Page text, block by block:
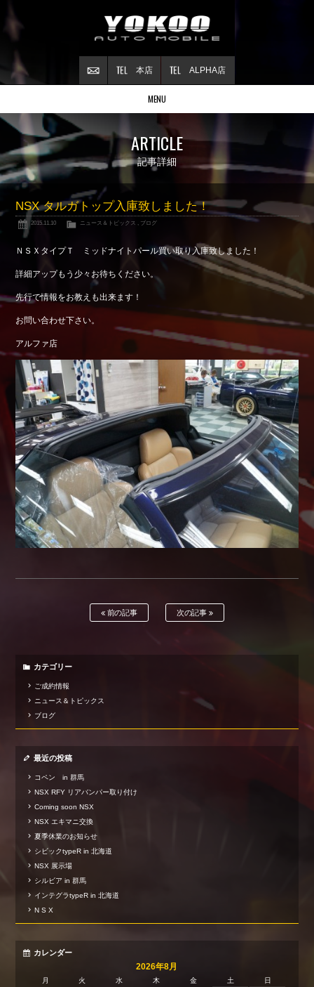
ALPHA店
本店
MENU
Stock list
在庫情報
Contract
ご成約情報
NSXについて
Reflesh Plan
Trade in
買取査定
Blog
Shop info.
店舗紹介
Company
会社概要
ARTICLE
記事詳細
NSX タルガトップ入庫致しました！
2015.11.10 ニュース＆トピックス , ブログ
ＮＳＸタイプＴ ミッドナイトパール買い取り入庫致しました！
詳細アップもう少々お待ちください。
先行で情報をお教えも出来ます！
お問い合わせ下さい。
アルファ店
前の記事 次の記事
カテゴリー
ご成約情報
ニュース＆トピックス
ブログ
最近の投稿
コペン in 群馬
NSX RFY リアバンパー取り付け
Coming soon NSX
NSX エキマニ交換
夏季休業のお知らせ
シビックtypeR in 北海道
NSX 展示場
シルビア in 群馬
インテグラtypeR in 北海道
N S X
カレンダー
2026年8月
月 火 水 木 金 土 日